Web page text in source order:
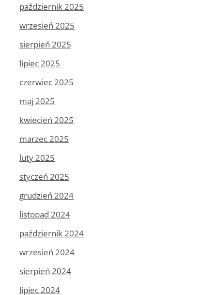
październik 2025
wrzesień 2025
sierpień 2025
lipiec 2025
czerwiec 2025
maj 2025
kwiecień 2025
marzec 2025
luty 2025
styczeń 2025
grudzień 2024
listopad 2024
październik 2024
wrzesień 2024
sierpień 2024
lipiec 2024